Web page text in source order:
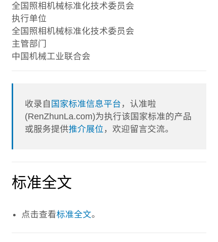
全国照相机械标准化技术委员会
执行单位
全国照相机械标准化技术委员会
主管部门
中国机械工业联合会
收录自 国家标准信息平台 ，认准啦
(RenZhunLa.com)为执行该国家标准的产品
或服务提供推介展位 ，欢迎留言交流。
标准全文
点击查看标准全文。